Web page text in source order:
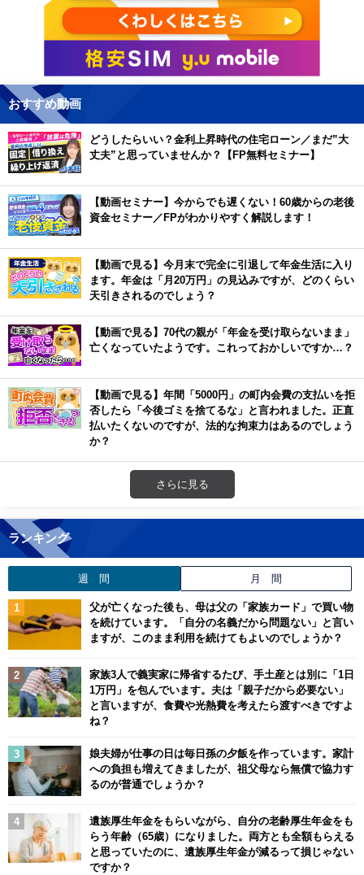
おすすめ動画
どうしたらいい？金利上昇時代の住宅ローン／まだ”大
丈夫”と思っていませんか？【FP無料セミナー】
【動画セミナー】今からでも遅くない！60歳からの老後
資金セミナー／FPがわかりやすく解説します！
【動画で見る】今月末で完全に引退して年金生活に入り
ます。年金は「月20万円」の見込みですが、どのくらい
天引きされるのでしょう？
【動画で見る】70代の親が「年金を受け取らないまま」
亡くなっていたようです。これっておかしいですか…？
【動画で見る】年間「5000円」の町内会費の支払いを拒
否したら「今後ゴミを捨てるな」と言われました。正直
払いたくないのですが、法的な拘束力はあるのでしょう
か？
さらに見る
ランキング
週 間 月 間
父が亡くなった後も、母は父の「家族カード」で買い物
を続けています。「自分の名義だから問題ない」と言い
ますが、このまま利用を続けてもよいのでしょうか？
家族3人で義実家に帰省するたび、手土産とは別に「1日
1万円」を包んでいます。夫は「親子だから必要ない」
と言いますが、食費や光熱費を考えたら渡すべきですよ
ね？
娘夫婦が仕事の日は毎日孫の夕飯を作っています。家計
への負担も増えてきましたが、祖父母なら無償で協力す
るのが普通でしょうか？
遺族厚生年金をもらいながら、自分の老齢厚生年金をも
らう年齢（65歳）になりました。両方とも全額もらえる
と思っていたのに、遺族厚生年金が減るって損じゃない
ですか？